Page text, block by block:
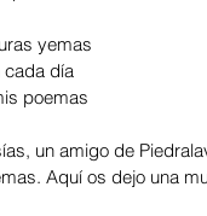
yemas
cada día
poemas
un amigo de
Aquí os dejo una